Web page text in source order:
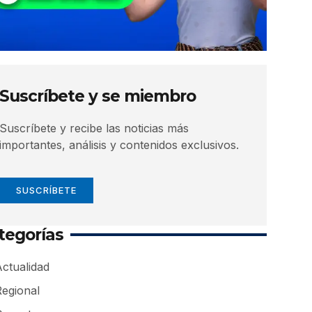
Suscríbete y se miembro
Suscríbete y recibe las noticias más
importantes, análisis y contenidos exclusivos.
SUSCRÍBETE